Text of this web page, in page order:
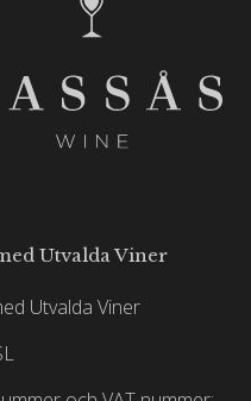
Utvalda Viner
Utvalda Viner